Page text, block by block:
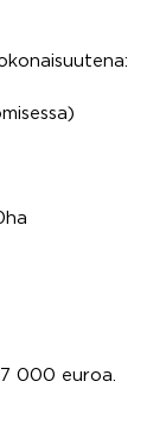
000 euroa.